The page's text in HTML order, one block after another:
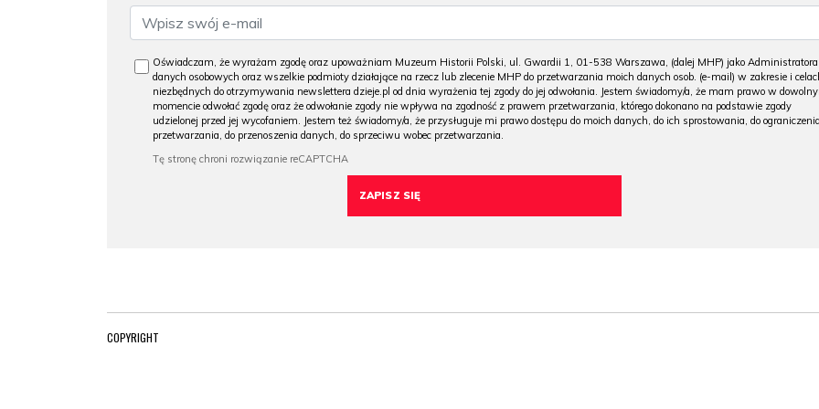
Oświadczam, że wyrażam zgodę oraz upoważniam Muzeum Historii Polski, ul. Gwardii 1, 01-538 Warszawa, (dalej MHP) jako Administratora
danych osobowych oraz wszelkie podmioty działające na rzecz lub zlecenie MHP do przetwarzania moich danych osob. (e-mail) w zakresie i
niezbędnych do otrzymywania newslettera dzieje.pl od dnia wyrażenia tej zgody do jej odwołania. Jestem świadomy/a, że mam prawo w
momencie odwołać zgodę oraz że odwołanie zgody nie wpływa na zgodność z prawem przetwarzania, którego dokonano na podstawie zgody
udzielonej przed jej wycofaniem. Jestem też świadomy/a, że przysługuje mi prawo dostępu do moich danych, do ich sprostowania, do ograniczenia
przetwarzania, do przenoszenia danych, do sprzeciwu wobec przetwarzania.
COPYRIGHT